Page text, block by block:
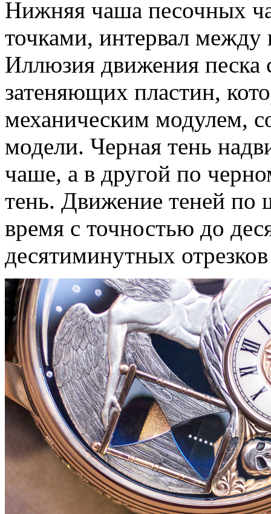
Нижняя чаша песочных
точками, интервал между
Иллюзия движения
затеняющих пластин,
механическим модулем,
модели. Черная тень
чаше, а в другой по
тень. Движение теней по
время с точностью до
десятиминутных